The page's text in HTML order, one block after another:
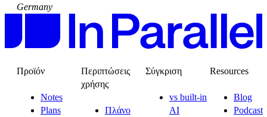
Germany
Προϊόν
Notes
Plans
Περιπτώσεις
χρήσης
Πλάνο
Σύγκριση
vs built-in
AI
Resources
Blog
Podcast